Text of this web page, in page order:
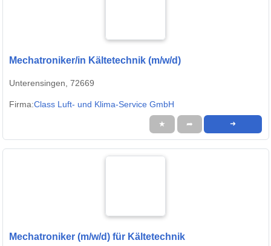
Mechatroniker/in Kältetechnik (m/w/d)
Unterensingen, 72669
Firma:Class Luft- und Klima-Service GmbH
★ ➦ ➜
Mechatroniker (m/w/d) für Kältetechnik